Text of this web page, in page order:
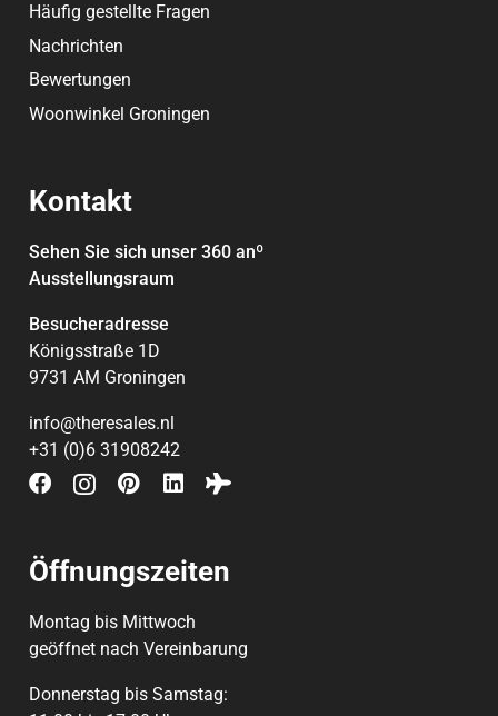
Häufig gestellte Fragen
Nachrichten
Bewertungen
Woonwinkel Groningen
Kontakt
Sehen Sie sich unser 360 anº
Ausstellungsraum
Besucheradresse
Königsstraße 1D
9731 AM Groningen
info@theresales.nl
+31 (0)6 31908242
Öffnungszeiten
Montag bis Mittwoch
geöffnet nach Vereinbarung
Donnerstag bis Samstag: